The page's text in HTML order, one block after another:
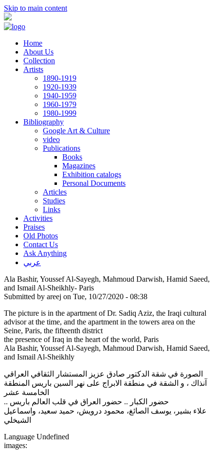
Skip to main content
Home
About Us
Collection
Artists
1890-1919
1920-1939
1940-1959
1960-1979
1980-1999
Bibliography
Google Art & Culture
video
Publications
Books
Magazines
Exhibition catalogs
Personal Documents
Articles
Studies
Links
Activities
Praises
Old Photos
Contact Us
Ask Anything
عربي
Ala Bashir, Youssef Al-Sayegh, Mahmoud Darwish, Hamid Saeed,
and Ismail Al-Sheikhly- Paris
Submitted by areej on Tue, 10/27/2020 - 08:38
The picture is in the apartment of Dr. Sadiq Aziz, the Iraqi cultural
advisor at the time, and the apartment in the towers area on the
Seine, Paris, the fifteenth district
the presence of Iraq in the heart of the world, Paris
Ala Bashir, Youssef Al-Sayegh, Mahmoud Darwish, Hamid Saeed,
and Ismail Al-Sheikhly
الصورة في شقة الدكتور صادق عزيز المستشار الثقافي العراقي
آنذاك ، و الشقة في منطقة الابراج على نهر السين باريس المنطقة
الخامسة عشر
.. حضور الكبار .. حضور العراق في قلب العالم باريس
علاء بشير، يوسف الصائغ، محمود درويش، حميد سعيد، واسماعيل
الشيخلي
Language Undefined
images: